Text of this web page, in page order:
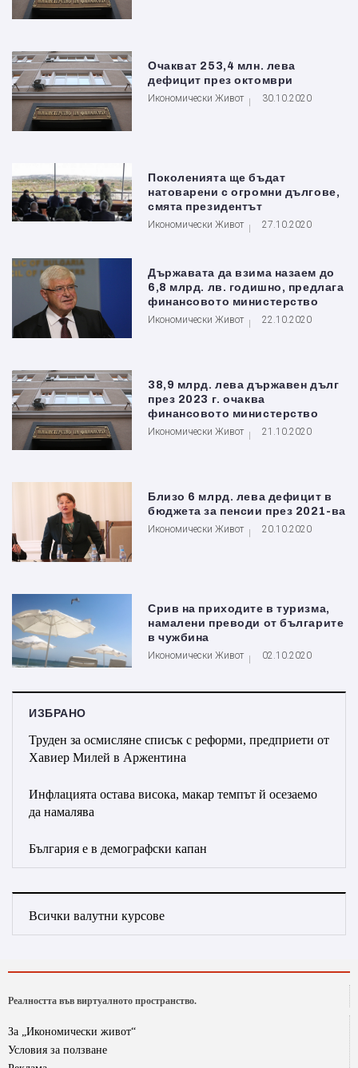
Очакват 253,4 млн. лева
дефицит през октомври
Икономически Живот 30.10.2020
Поколенията ще бъдат
натоварени с огромни дългове,
смята президентът
Икономически Живот 27.10.2020
Държавата да взима назаем до
6,8 млрд. лв. годишно, предлага
финансовото министерство
Икономически Живот 22.10.2020
38,9 млрд. лева държавен дълг
през 2023 г. очаква
финансовото министерство
Икономически Живот 21.10.2020
Близо 6 млрд. лева дефицит в
бюджета за пенсии през 2021-ва
Икономически Живот 20.10.2020
Срив на приходите в туризма,
намалени преводи от българите
в чужбина
Икономически Живот 02.10.2020
ИЗБРАНО
Труден за осмисляне списък с реформи, предприети от
Хавиер Милей в Аржентина
Инфлацията остава висока, макар темпът й осезаемо
да намалява
България е в демографски капан
Всички валутни курсове
Реалността във виртуалното пространство.
За „Икономически живот“
Условия за ползване